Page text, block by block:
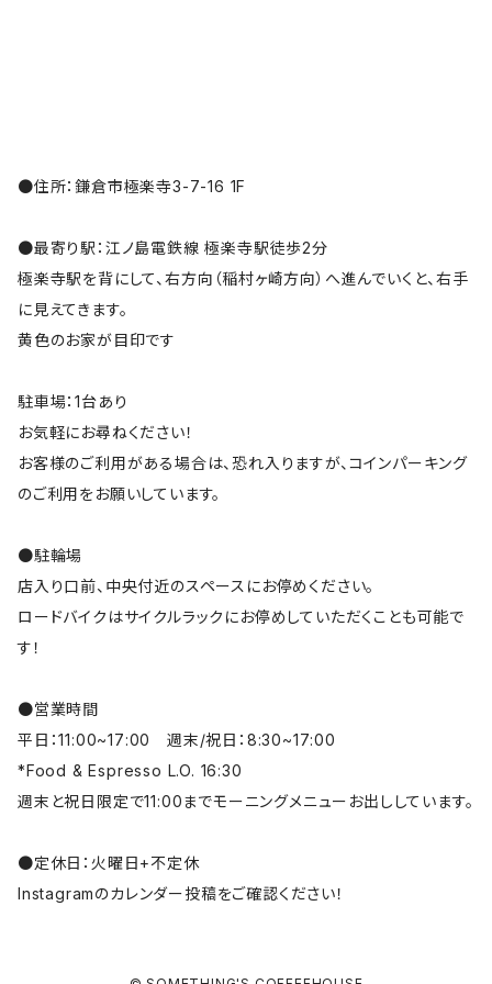
●住所：鎌倉市極楽寺3-7-16 1F
●最寄り駅：江ノ島電鉄線 極楽寺駅徒歩2分
極楽寺駅を背にして、右方向（稲村ヶ崎方向）へ進んでいくと、右手
に見えてきます。
黄色のお家が目印です
駐車場：1台あり
お気軽にお尋ねください！
お客様のご利用がある場合は、恐れ入りますが、コインパーキング
のご利用をお願いしています。
●駐輪場
店入り口前、中央付近のスペースにお停めください。
ロードバイクはサイクルラックにお停めしていただくことも可能で
す！
●営業時間
平日：11:00~17:00 週末/祝日：8:30~17:00
*Food & Espresso L.O. 16:30
週末と祝日限定で11:00までモーニングメニューお出ししています。
●定休日：火曜日+不定休
Instagramのカレンダー投稿をご確認ください！